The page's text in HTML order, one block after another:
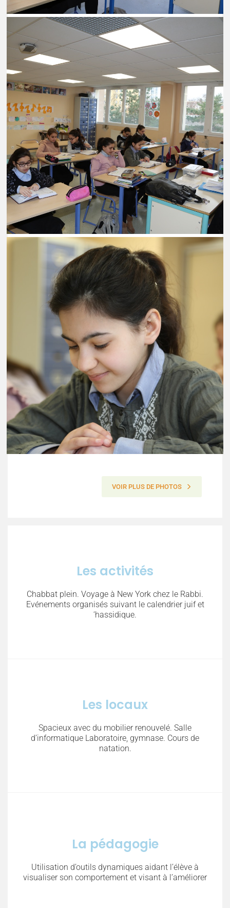
VOIR PLUS DE PHOTOS
Les activités
Chabbat plein. Voyage à New York chez le Rabbi.
Evénements organisés suivant le calendrier juif et
‘hassidique.
Les locaux
Spacieux avec du mobilier renouvelé. Salle
d’informatique Laboratoire, gymnase. Cours de
natation.
La pédagogie
Utilisation d’outils dynamiques aidant l’élève à
visualiser son comportement et visant à l’améliorer